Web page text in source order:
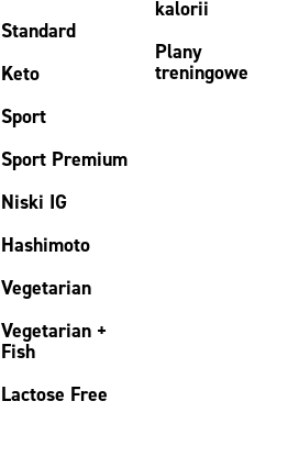
Standard
Keto
Sport
Sport Premium
Niski IG
Hashimoto
Vegetarian
Vegetarian +
Fish
Lactose Free
kalorii
Plany
treningowe